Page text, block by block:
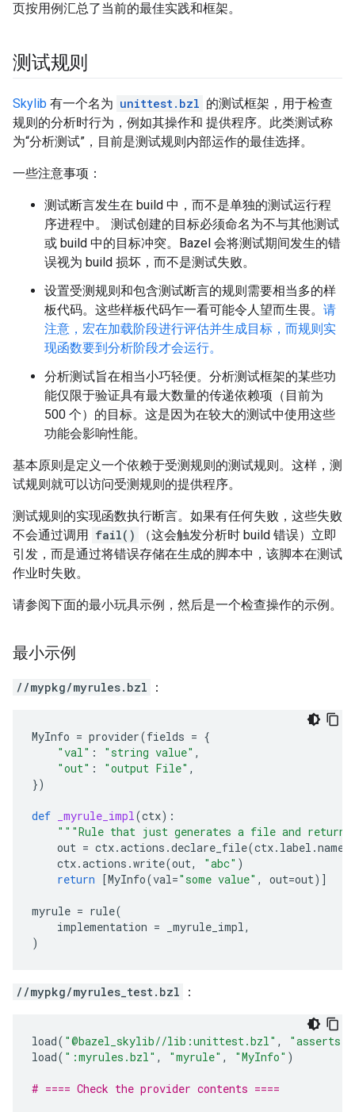
页按用例汇总了当前的最佳实践和框架。
测试规则
Skylib 有一个名为 unittest.bzl 的测试框架，用于检查
规则的分析时行为，例如其操作和 提供程序。此类测试称
为“分析测试”，目前是测试规则内部运作的最佳选择。
一些注意事项：
测试断言发生在 build 中，而不是单独的测试运行程
序进程中。 测试创建的目标必须命名为不与其他测试
或 build 中的目标冲突。Bazel 会将测试期间发生的错
误视为 build 损坏，而不是测试失败。
设置受测规则和包含测试断言的规则需要相当多的样
板代码。这些样板代码乍一看可能令人望而生畏。 请
注意，宏在加载阶段进行评估并生成目标，而规则实
现函数要到分析阶段才会运行。
分析测试旨在相当小巧轻便。分析测试框架的某些功
能仅限于验证具有最大数量的传递依赖项（目前为
500 个）的目标。这是因为在较大的测试中使用这些
功能会影响性能。
基本原则是定义一个依赖于受测规则的测试规则。这样，测
试规则就可以访问受测规则的提供程序。
测试规则的实现函数执行断言。如果有任何失败，这些失败
不会通过调用 fail()
（这会触发分析时 build 错误）立即
引发，而是通过将错误存储在生成的脚本中，该脚本在测试
作业时失败。
请参阅下面的最小玩具示例，然后是一个检查操作的示例。
最小示例
//mypkg/myrules.bzl ：
MyInfo = provider(fields = {
"val" : "string value" ,
"out" : "output File" ,
})
def _myrule_impl(ctx):
"""Rule that just generates a file and
out = ctx.actions .declare_file(ctx. label .name
ctx.actions .write(out, "abc" )
return [MyInfo(val="some value" , out=out)]
myrule = rule(
implementation = _myrule_impl,
)
//mypkg/myrules_test.bzl ：
load( "@bazel_skylib//lib:unittest.bzl" , "asserts"
load( ":myrules.bzl" , "myrule" , "MyInfo" )
# ==== Check the provider contents ====